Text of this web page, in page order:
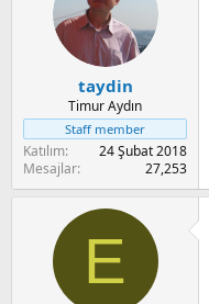
taydin
Timur Aydın
Staff member
Katılım
24 Şubat 2018
Mesajlar
27,253
E